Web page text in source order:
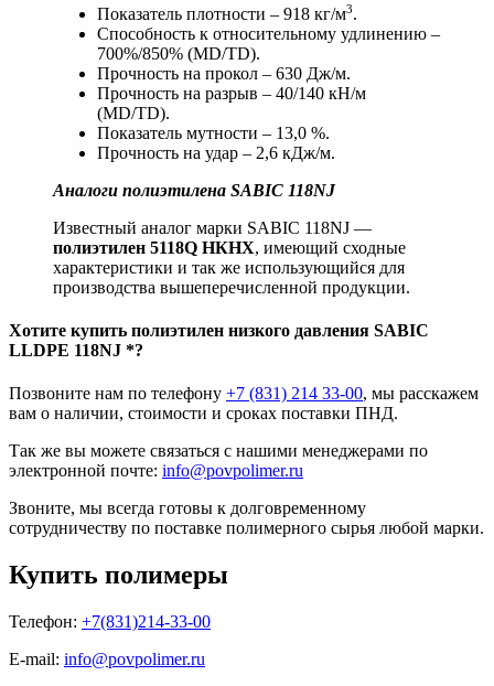
Показатель плотности – 918 кг/м3.
Способность к относительному удлинению –
700%/850% (MD/TD).
Прочность на прокол – 630 Дж/м.
Прочность на разрыв – 40/140 кН/м
(MD/TD).
Показатель мутности – 13,0 %.
Прочность на удар – 2,6 кДж/м.
Аналоги полиэтилена SABIC 118NJ
Известный аналог марки SABIC 118NJ —
полиэтилен 5118Q НКНХ, имеющий сходные
характеристики и так же использующийся для
производства вышеперечисленной продукции.
Хотите купить полиэтилен низкого давления SABIC
LLDPE 118NJ *?
Позвоните нам по телефону +7 (831) 214 33-00, мы расскажем
вам о наличии, стоимости и сроках поставки ПНД.
Так же вы можете связаться с нашими менеджерами по
электронной почте: info@povpolimer.ru
Звоните, мы всегда готовы к долговременному
сотрудничеству по поставке полимерного сырья любой марки.
Купить полимеры
Телефон: +7(831)214-33-00
E-mail: info@povpolimer.ru